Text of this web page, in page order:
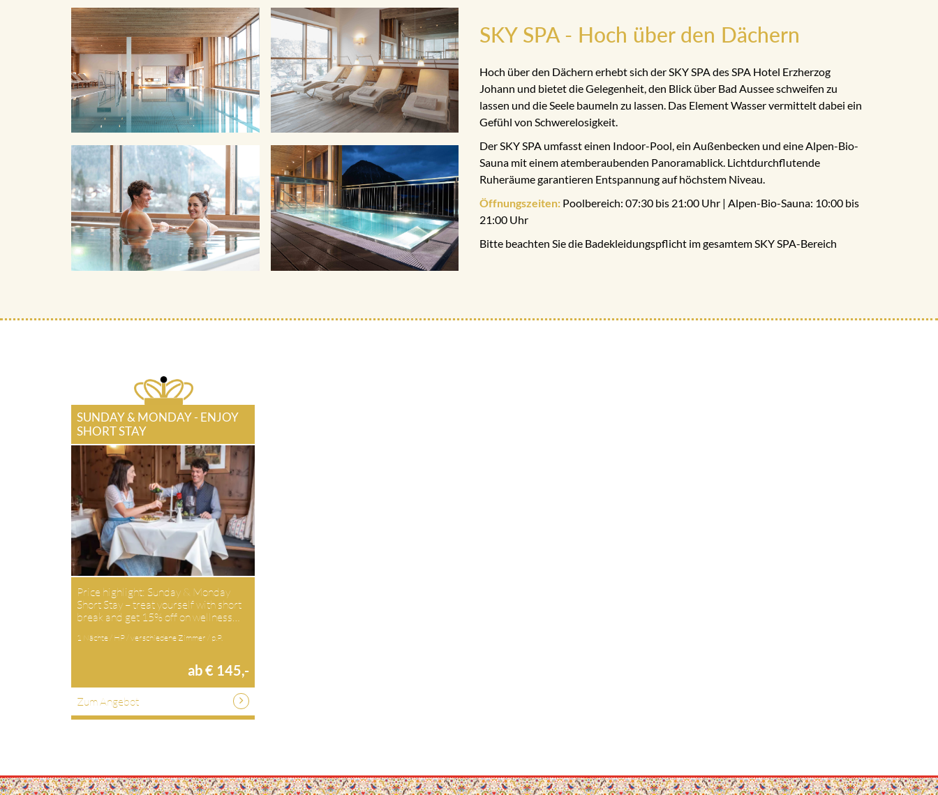
SKY SPA - Hoch über den Dächern
Hoch über den Dächern erhebt sich der SKY SPA des SPA Hotel Erzherzog
Johann und bietet die Gelegenheit, den Blick über Bad Aussee schweifen zu
lassen und die Seele baumeln zu lassen. Das Element Wasser vermittelt dabei ein
Gefühl von Schwerelosigkeit.
Der SKY SPA umfasst einen Indoor-Pool, ein Außenbecken und eine Alpen-Bio-
Sauna mit einem atemberaubenden Panoramablick. Lichtdurchflutende
Ruheräume garantieren Entspannung auf höchstem Niveau.
Öffnungszeiten: Poolbereich: 07:30 bis 21:00 Uhr | Alpen-Bio-Sauna: 10:00 bis
21:00 Uhr
Bitte beachten Sie die Badekleidungspflicht im gesamtem SKY SPA-Bereich
SUNDAY & MONDAY - ENJOY
SHORT STAY
Price highlight: Sunday & Monday
Short Stay – treat yourself with short
break and get 15% off on wellness…
1 Nächte / HP / verschiedene Zimmer / p.P.
ab € 145,-
Zum Angebot